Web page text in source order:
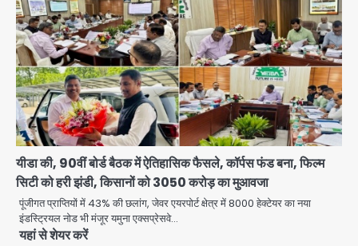
यीडा की, 90वीं बोर्ड बैठक में ऐतिहासिक फैसले, कॉर्पस फंड बना, फिल्म
सिटी को हरी झंडी, किसानों को 3050 करोड़ का मुआवजा
पूंजीगत प्राप्तियों में 43% की छलांग, जेवर एयरपोर्ट क्षेत्र में 8000 हेक्टेयर का नया
इंडस्ट्रियल नोड भी मंजूर यमुना एक्सप्रेसवे…
यहां से शेयर करें
2
अब पहला स्थान हासिल करना लक्ष्य: डीएम
Team JHJ